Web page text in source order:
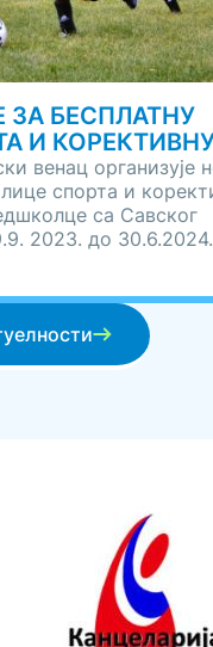
ЗА БЕСПЛАТНУ
И
венац организује
спорта и
са Савског
2023. до 30.6.2024.
трају до 15.